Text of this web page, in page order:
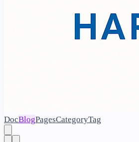
DocBlogPagesCategoryTag